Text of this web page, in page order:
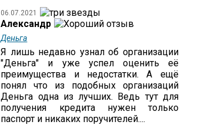
06.07.2021
Александр
Деньга
Я лишь недавно узнал об организации
"Деньга" и уже успел оценить её
преимущества и недостатки. А ещё
понял что из подобных организаций
Деньга одна из лучших. Ведь тут для
получения кредита нужен только
паспорт и никаких поручителей....